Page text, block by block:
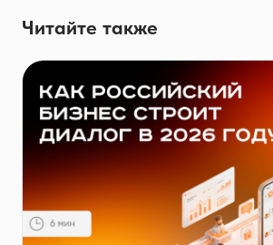
Читайте также